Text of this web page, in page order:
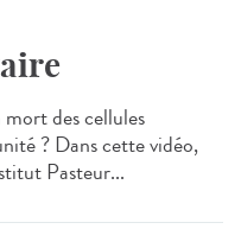
des cellules
? Dans cette vidéo,
Pasteur...